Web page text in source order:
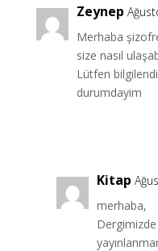
Zeynep
Merhaba
size nasıl
Lütfen
durumdayim
Kitap
merhaba,
Dergimizde